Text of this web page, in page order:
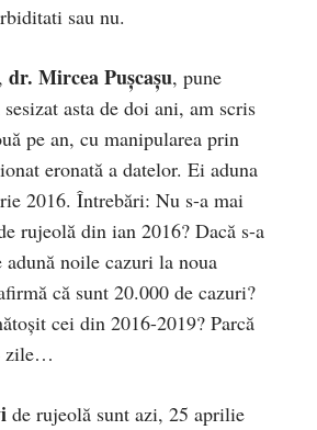
sau nu.
dr. Mircea Pușcașu, pune
asta de doi ani, am scris
pe an, cu manipularea prin
eronată a datelor. Ei aduna
2016. Întrebări: Nu s-a mai
rujeolă din ian 2016? Dacă s-a
noile cazuri la noua
că sunt 20.000 de cazuri?
cei din 2016-2019? Parcă
zile…
de rujeolă sunt azi, 25 aprilie